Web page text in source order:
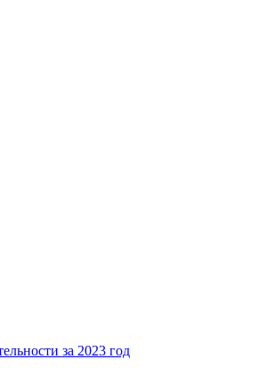
за 2023 год